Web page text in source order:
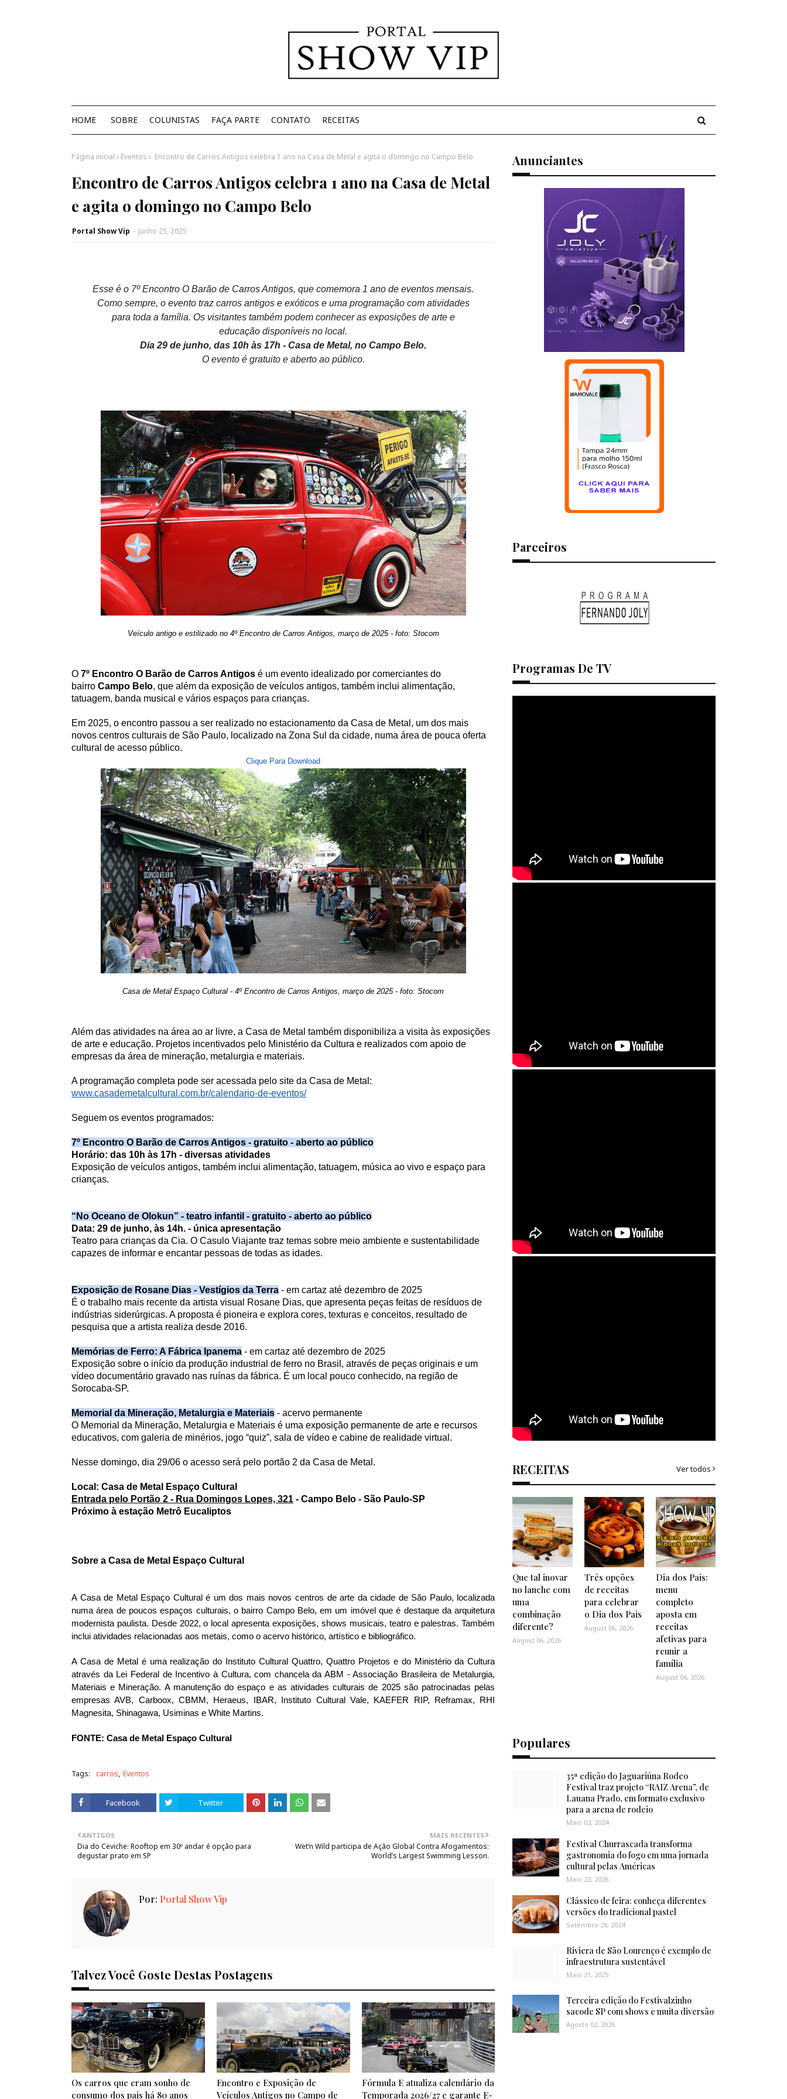
HOME SOBRE COLUNISTAS FAÇA PARTE CONTATO RECEITAS
Página inicial Eventos Encontro de Carros Antigos celebra 1 ano na Casa de Metal e agita o domingo no Campo Belo
Encontro de Carros Antigos celebra 1 ano na Casa de Metal
e agita o domingo no Campo Belo
Portal Show Vip - Junho 25, 2025
Esse é o 7º Encontro O Barão de Carros Antigos, que comemora 1 ano de eventos mensais.
Como sempre, o evento traz carros antigos e exóticos e uma programação com atividades
para toda a família. Os visitantes também podem conhecer as exposições de arte e
educação disponíveis no local.
Dia 29 de junho, das 10h às 17h - Casa de Metal, no Campo Belo.
O evento é gratuito e aberto ao público.
Veículo antigo e estilizado no 4º Encontro de Carros Antigos, março de 2025 - foto: Stocom
O 7º Encontro O Barão de Carros Antigos é um evento idealizado por comerciantes do
bairro Campo Belo, que além da exposição de veículos antigos, também inclui alimentação,
tatuagem, banda musical e vários espaços para crianças.
Em 2025, o encontro passou a ser realizado no estacionamento da Casa de Metal, um dos mais
novos centros culturais de São Paulo, localizado na Zona Sul da cidade, numa área de pouca oferta
cultural de acesso público.
Clique Para Download
Casa de Metal Espaço Cultural - 4º Encontro de Carros Antigos, março de 2025 - foto: Stocom
Além das atividades na área ao ar livre, a Casa de Metal também disponibiliza a visita às exposições
de arte e educação. Projetos incentivados pelo Ministério da Cultura e realizados com apoio de
empresas da área de mineração, metalurgia e materiais.
A programação completa pode ser acessada pelo site da Casa de Metal:
www.casademetalcultural.com.br/calendario-de-eventos/
Seguem os eventos programados:
7º Encontro O Barão de Carros Antigos - gratuito - aberto ao público
Horário: das 10h às 17h - diversas atividades
Exposição de veículos antigos, também inclui alimentação, tatuagem, música ao vivo e espaço para
crianças.
“No Oceano de Olokun” - teatro infantil - gratuito - aberto ao público
Data: 29 de junho, às 14h. - única apresentação
Teatro para crianças da Cia. O Casulo Viajante traz temas sobre meio ambiente e sustentabilidade
capazes de informar e encantar pessoas de todas as idades.
Exposição de Rosane Dias - Vestígios da Terra - em cartaz até dezembro de 2025
É o trabalho mais recente da artista visual Rosane Dias, que apresenta peças feitas de resíduos de
indústrias siderúrgicas. A proposta é pioneira e explora cores, texturas e conceitos, resultado de
pesquisa que a artista realiza desde 2016.
Memórias de Ferro: A Fábrica Ipanema - em cartaz até dezembro de 2025
Exposição sobre o início da produção industrial de ferro no Brasil, através de peças originais e um
vídeo documentário gravado nas ruínas da fábrica. É um local pouco conhecido, na região de
Sorocaba-SP.
Memorial da Mineração, Metalurgia e Materiais - acervo permanente
O Memorial da Mineração, Metalurgia e Materiais é uma exposição permanente de arte e recursos
educativos, com galeria de minérios, jogo “quiz”, sala de vídeo e cabine de realidade virtual.
Nesse domingo, dia 29/06 o acesso será pelo portão 2 da Casa de Metal.
Local: Casa de Metal Espaço Cultural
Entrada pelo Portão 2 - Rua Domingos Lopes, 321 - Campo Belo - São Paulo-SP
Próximo à estação Metrô Eucaliptos
Sobre a Casa de Metal Espaço Cultural
A Casa de Metal Espaço Cultural é um dos mais novos centros de arte da cidade de São Paulo, localizada
numa área de poucos espaços culturais, o bairro Campo Belo, em um imóvel que é destaque da arquitetura
modernista paulista. Desde 2022, o local apresenta exposições, shows musicais, teatro e palestras. Também
inclui atividades relacionadas aos metais, como o acervo histórico, artístico e bibliográfico.
A Casa de Metal é uma realização do Instituto Cultural Quattro, Quattro Projetos e do Ministério da Cultura
através da Lei Federal de Incentivo à Cultura, com chancela da ABM - Associação Brasileira de Metalurgia,
Materiais e Mineração. A manutenção do espaço e as atividades culturais de 2025 são patrocinadas pelas
empresas AVB, Carboox, CBMM, Heraeus, IBAR, Instituto Cultural Vale, KAEFER RIP, Reframax, RHI
Magnesita, Shinagawa, Usiminas e White Martins.
FONTE: Casa de Metal Espaço Cultural
Tags: carros Eventos
Facebook Twitter
MAIS RECENTES
Wet’n Wild participa de Ação Global Contra Afogamentos:
World’s Largest Swimming Lesson.
ANTIGOS
Dia do Ceviche: Rooftop em 30º andar é opção para
degustar prato em SP
Por: Portal Show Vip
Talvez Você Goste Destas Postagens
Os carros que eram sonho de
consumo dos pais há 80 anos
Encontro e Exposição de
Veículos Antigos no Campo de
Fórmula E atualiza calendário da
Temporada 2026/27 e garante E-
Anunciantes
Parceiros
Programas De TV
RECEITAS Ver todos
Que tal inovar
no lanche com
uma
combinação
diferente?
August 06, 2026
Três opções
de receitas
para celebrar
o Dia dos Pais
August 06, 2026
Dia dos Pais:
menu
completo
aposta em
receitas
afetivas para
reunir a
família
August 06, 2026
Populares
35ª edição do Jaguariúna Rodeo
Festival traz projeto “RAIZ Arena”, de
Lauana Prado, em formato exclusivo
para a arena de rodeio
Maio 03, 2024
Festival Churrascada transforma
gastronomia do fogo em uma jornada
cultural pelas Américas
Maio 22, 2026
Clássico de feira: conheça diferentes
versões do tradicional pastel
Setembro 28, 2024
Riviera de São Lourenço é exemplo de
infraestrutura sustentável
Maio 21, 2025
Terceira edição do Festivalzinho
sacode SP com shows e muita diversão
Agosto 02, 2026